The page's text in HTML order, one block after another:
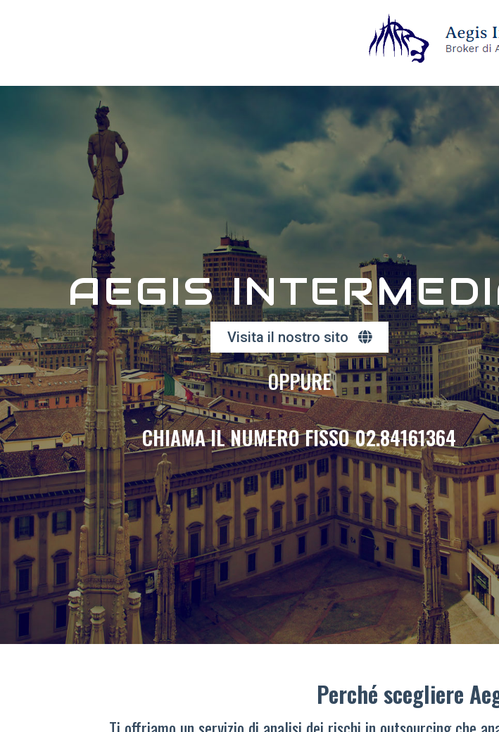
AEGIS
Visita il nostro sito
OPPURE
CHIAMA IL NUMERO FISSO 02.84161364
Perché scegliere